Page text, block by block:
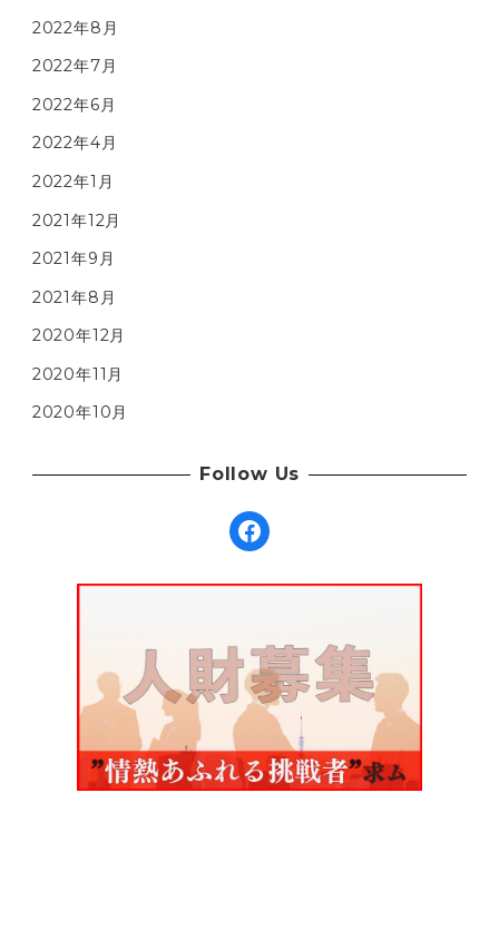
2022年8月
2022年7月
2022年6月
2022年4月
2022年1月
2021年12月
2021年9月
2021年8月
2020年12月
2020年11月
2020年10月
Follow Us
Facebook